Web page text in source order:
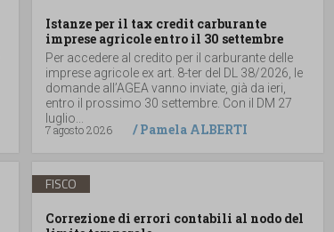
Istanze per il tax credit carburante
imprese agricole entro il 30 settembre
Per accedere al credito per il carburante delle
imprese agricole ex art. 8-ter del DL 38/2026, le
domande all’AGEA vanno inviate, già da ieri,
entro il prossimo 30 settembre. Con il DM 27
luglio...
7 agosto 2026
/Pamela ALBERTI
FISCO
Correzione di errori contabili al nodo del